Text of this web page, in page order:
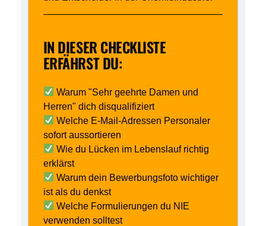
IN DIESER CHECKLISTE
ERFÄHRST DU:
Warum "Sehr geehrte Damen und
Herren" dich disqualifiziert
Welche E-Mail-Adressen Personaler
sofort aussortieren
Wie du Lücken im Lebenslauf richtig
erklärst
Warum dein Bewerbungsfoto wichtiger
ist als du denkst
Welche Formulierungen du NIE
verwenden solltest